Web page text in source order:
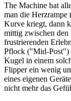
The Machine hat
man die Herzrampe
Kurve kriegt, dann
mittig zwischen
frustrierenden
Pflock ("Mid-Post")
Kugel in einem
Flipper ein wenig
eines eigenen
nicht mehr das